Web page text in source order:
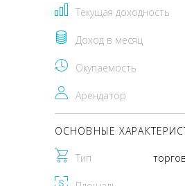
Текущая доходность
Доход в месяц
Окупаемость
Арендатор
ОСНОВНЫЕ
Тип